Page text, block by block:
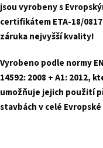
jsou vyrobeny s
certifikátem ETA-18/
záruka nejvyšší kvality!
Vyrobeno podle normy EN
14592: 2008 + A1: 2012,
umožňuje jejich použití
stavbách v celé